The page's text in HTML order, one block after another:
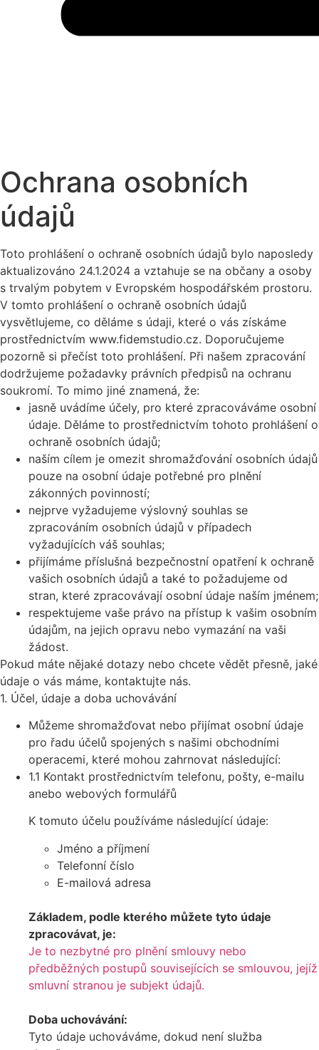
Ochrana osobních
údajů
Toto prohlášení o ochraně osobních údajů bylo naposledy
aktualizováno 24.1.2024 a vztahuje se na občany a osoby
s trvalým pobytem v Evropském hospodářském prostoru.
V tomto prohlášení o ochraně osobních údajů
vysvětlujeme, co děláme s údaji, které o vás získáme
prostřednictvím www.fidemstudio.cz. Doporučujeme
pozorně si přečíst toto prohlášení. Při našem zpracování
dodržujeme požadavky právních předpisů na ochranu
soukromí. To mimo jiné znamená, že:
jasně uvádíme účely, pro které zpracováváme osobní
údaje. Děláme to prostřednictvím tohoto prohlášení o
ochraně osobních údajů;
naším cílem je omezit shromažďování osobních údajů
pouze na osobní údaje potřebné pro plnění
zákonných povinností;
nejprve vyžadujeme výslovný souhlas se
zpracováním osobních údajů v případech
vyžadujících váš souhlas;
přijímáme příslušná bezpečnostní opatření k ochraně
vašich osobních údajů a také to požadujeme od
stran, které zpracovávají osobní údaje naším jménem;
respektujeme vaše právo na přístup k vašim osobním
údajům, na jejich opravu nebo vymazání na vaši
žádost.
Pokud máte nějaké dotazy nebo chcete vědět přesně, jaké
údaje o vás máme, kontaktujte nás.
1. Účel, údaje a doba uchovávání
Můžeme shromažďovat nebo přijímat osobní údaje
pro řadu účelů spojených s našimi obchodními
operacemi, které mohou zahrnovat následující:
1.1 Kontakt prostřednictvím telefonu, pošty, e-mailu
anebo webových formulářů
K tomuto účelu používáme následující údaje:
Jméno a příjmení
Telefonní číslo
E-mailová adresa
Základem, podle kterého můžete tyto údaje
zpracovávat, je:
Je to nezbytné pro plnění smlouvy nebo
předběžných postupů souvisejících se smlouvou, jejíž
smluvní stranou je subjekt údajů.
Doba uchovávání:
Tyto údaje uchováváme, dokud není služba